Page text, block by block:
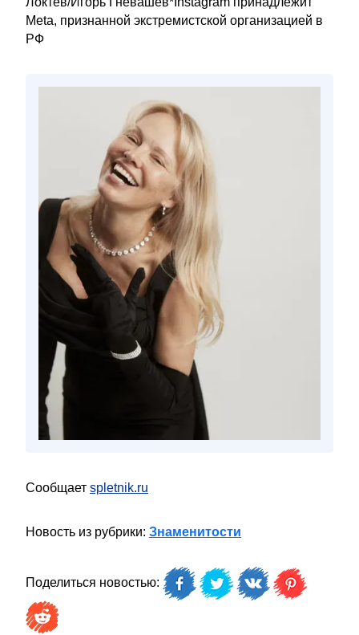
Meta, признанной экстремистской организацией в
РФ
Сообщает spletnik.ru
Новость из рубрики: Знаменитости
Поделиться новостью: